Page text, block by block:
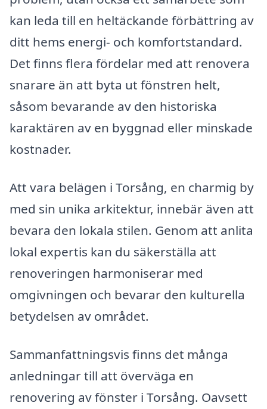
kan leda till en heltäckande förbättring av
ditt hems energi- och komfortstandard.
Det finns flera fördelar med att renovera
snarare än att byta ut fönstren helt,
såsom bevarande av den historiska
karaktären av en byggnad eller minskade
kostnader.
Att vara belägen i Torsång, en charmig by
med sin unika arkitektur, innebär även att
bevara den lokala stilen. Genom att anlita
lokal expertis kan du säkerställa att
renoveringen harmoniserar med
omgivningen och bevarar den kulturella
betydelsen av området.
Sammanfattningsvis finns det många
anledningar till att överväga en
renovering av fönster i Torsång. Oavsett